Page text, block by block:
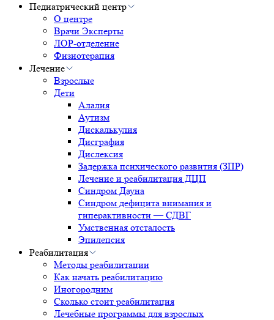
Педиатрический центр
О центре
Врачи Эксперты
ЛОР-отделение
Физиотерапия
Лечение
Взрослые
Дети
Алалия
Аутизм
Дискалькулия
Дисграфия
Дислексия
Задержка психического развития (ЗПР)
Лечение и реабилитация ДЦП
Синдром Дауна
Синдром дефицита внимания и
гиперактивности — СДВГ
Умственная отсталость
Эпилепсия
Реабилитация
Методы реабилитации
Как начать реабилитацию
Иногородним
Сколько стоит реабилитация
Лечебные программы для взрослых